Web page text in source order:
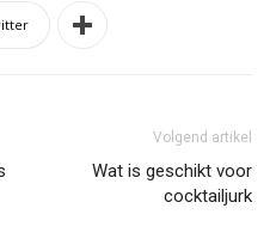
Volgend artikel
Wat is geschikt voor
cocktailjurk